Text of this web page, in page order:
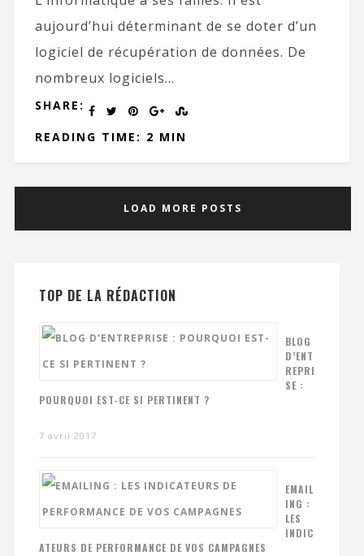
aujourd’hui déterminant de se doter d’un
logiciel de récupération de données. De
nombreux logiciels...
SHARE:
READING TIME: 2 MIN
LOAD MORE POSTS
TOP DE LA RÉDACTION
BLOG
D’ENT
REPRI
SE :
POURQUOI EST-CE SI PERTINENT ?
7 avril 2017
EMAIL
ING :
LES
INDIC
ATEURS DE PERFORMANCE DE VOS CAMPAGNES